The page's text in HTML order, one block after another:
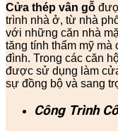
Cửa thép vân gỗ
trình nhà ở, từ nhà
với những căn nhà
tăng tính thẩm mỹ mà
đình. Trong các căn
được sử dụng làm
sự đồng bộ và sang
Công Trình